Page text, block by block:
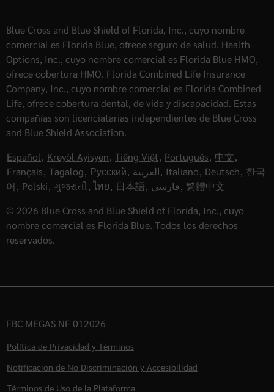
Blue Cross and Blue Shield of Florida, Inc., cuyo nombre
comercial es Florida Blue, ofrece seguro de salud. Health
Options, Inc., cuyo nombre comercial es Florida Blue HMO,
ofrece cobertura HMO. Florida Combined Life Insurance
Company, Inc., cuyo nombre comercial es Florida Combined
Life, ofrece cobertura dental, de vida y discapacidad. Estas
compañías son licenciatarias independientes de Blue Cross
and Blue Shield Association.
Español, Kreyòl Ayisyen, Tiếng Việt, Português, 中文,
Français, Tagalog, Русский, العربية, Italiano, Deutsch, 한국
어, Polski, ગુજરાતી, ไทย, 日本語, فارسی, 繁體中文
© 2026 Blue Cross and Blue Shield of Florida, Inc., cuyo
nombre comercial es Florida Blue. Todos los derechos
reservados.
FBC MEGAS NF 012026
Política de Privacidad y Términos
Notificación de No Discriminación y Accesibilidad
Términos de Uso de la Plataforma